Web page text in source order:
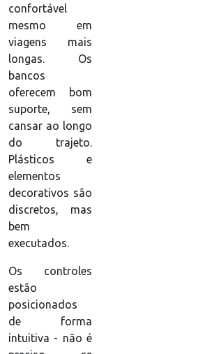
confortável
mesmo em
viagens mais
longas. Os
bancos
oferecem bom
suporte, sem
cansar ao longo
do trajeto.
Plásticos e
elementos
decorativos são
discretos, mas
bem
executados.
Os controles
estão
posicionados
de forma
intuitiva - não é